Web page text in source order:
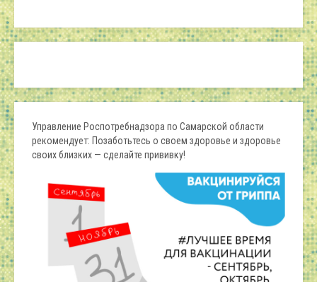
Управление Роспотребнадзора по Самарской области
рекомендует: Позаботьтесь о своем здоровье и здоровье
своих близких — сделайте прививку!